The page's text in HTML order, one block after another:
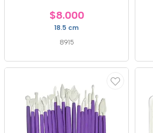
$8.000
18.5 cm
8915